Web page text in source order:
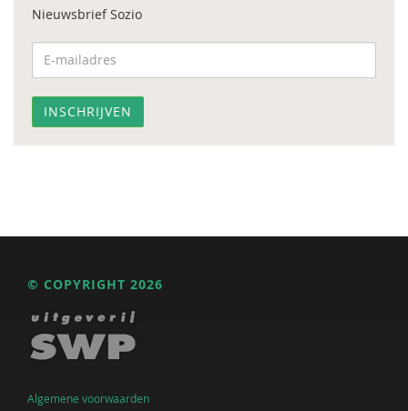
Nieuwsbrief Sozio
© COPYRIGHT 2026
Algemene voorwaarden